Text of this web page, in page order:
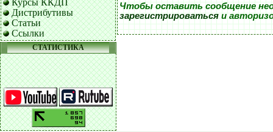
Курсы ККДП
Дистрибутивы
Статьи
Ссылки
СТАТИСТИКА
Чтобы оставить сообщение
зарегистрироватьсяи